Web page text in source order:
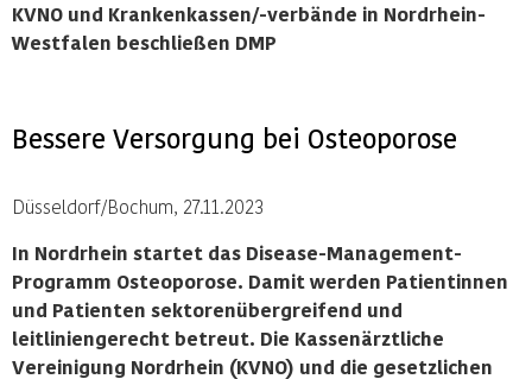
KVNO und Krankenkassen/-verbände in Nordrhein-
Westfalen beschließen DMP
Bessere Versorgung bei Osteoporose
Düsseldorf/Bochum, 27.11.2023
In Nordrhein startet das Disease-Management-
Programm Osteoporose. Damit werden Patientinnen
und Patienten sektorenübergreifend und
leitliniengerecht betreut. Die Kassenärztliche
Vereinigung Nordrhein (KVNO) und die gesetzlichen